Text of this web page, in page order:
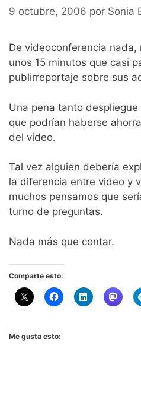
9 octubre, 2006 por Sonia
De videoconferencia
unos 15 minutos que casi
publirreportaje sobre sus
Una pena tanto
que podrían haberse
del vídeo.
Tal vez alguien debería
la diferencia entre video y
muchos pensamos que
turno de preguntas.
Nada más que contar.
Comparte esto:
Me gusta esto: